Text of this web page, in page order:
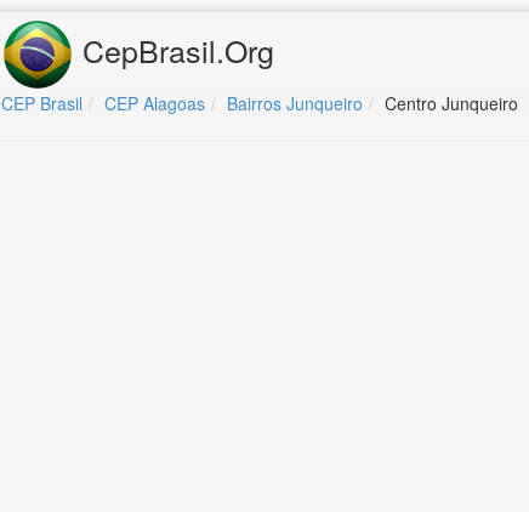
CepBrasil.Org
CEP Brasil CEP Alagoas Bairros Junqueiro Centro Junqueiro